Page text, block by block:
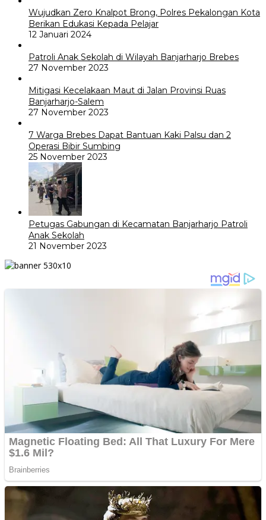
Wujudkan Zero Knalpot Brong, Polres Pekalongan Kota
Berikan Edukasi Kepada Pelajar
12 Januari 2024
Patroli Anak Sekolah di Wilayah Banjarharjo Brebes
27 November 2023
Mitigasi Kecelakaan Maut di Jalan Provinsi Ruas
Banjarharjo-Salem
27 November 2023
7 Warga Brebes Dapat Bantuan Kaki Palsu dan 2
Operasi Bibir Sumbing
25 November 2023
Petugas Gabungan di Kecamatan Banjarharjo Patroli
Anak Sekolah
21 November 2023